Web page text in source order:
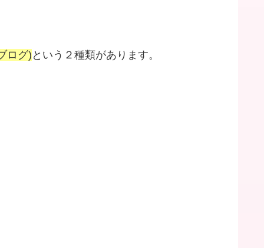
ログ) という２種類があります。